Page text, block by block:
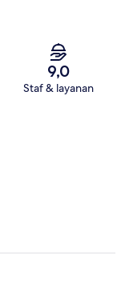
9,0
Staf & layanan